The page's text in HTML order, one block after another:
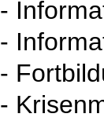
-
-
-
-